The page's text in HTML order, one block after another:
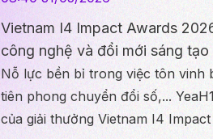
Vietnam I4 Impact Awards
công nghệ và đổi mới sáng
Nỗ lực bền bỉ trong việc tôn vinh
tiên phong chuyển đổi số,...
của giải thưởng Vietnam I4